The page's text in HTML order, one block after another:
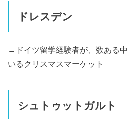
ドレスデン
→ドイツ留学経験者が、数ある
いるクリスマスマーケット
シュトゥットガルト